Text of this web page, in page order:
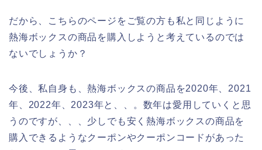
だから、こちらのページをご覧の方も私と同じように
熱海ボックスの商品を購入しようと考えているのでは
ないでしょうか？
今後、私自身も、熱海ボックスの商品を2020年、2021
年、2022年、2023年と、、。数年は愛用していくと思
うのですが、、、少しでも安く熱海ボックスの商品を
購入できるようなクーポンやクーポンコードがあった